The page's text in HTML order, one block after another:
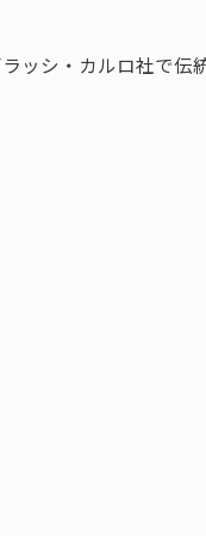
ッシ・カルロ社で伝